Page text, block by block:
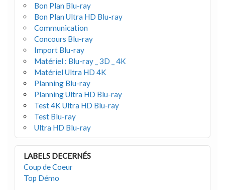
Bon Plan Blu-ray
Bon Plan Ultra HD Blu-ray
Communication
Concours Blu-ray
Import Blu-ray
Matériel : Blu-ray _ 3D _ 4K
Matériel Ultra HD 4K
Planning Blu-ray
Planning Ultra HD Blu-ray
Test 4K Ultra HD Blu-ray
Test Blu-ray
Ultra HD Blu-ray
LABELS DECERNÉS
Coup de Coeur
Top Démo